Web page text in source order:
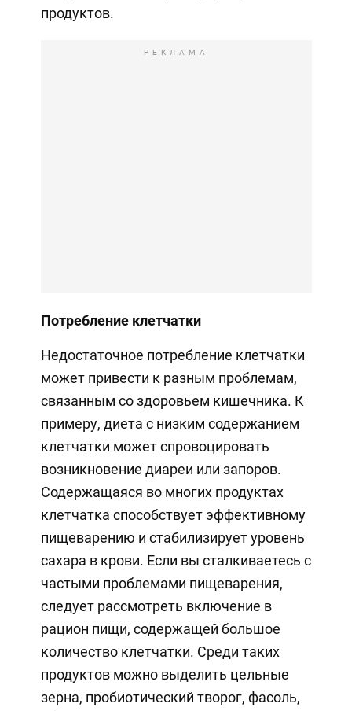
продуктов.
РЕКЛАМА
Потребление клетчатки
Недостаточное потребление клетчатки
может привести к разным проблемам,
связанным со здоровьем кишечника. К
примеру, диета с низким содержанием
клетчатки может спровоцировать
возникновение диареи или запоров.
Содержащаяся во многих продуктах
клетчатка способствует эффективному
пищеварению и стабилизирует уровень
сахара в крови. Если вы сталкиваетесь с
частыми проблемами пищеварения,
следует рассмотреть включение в
рацион пищи, содержащей большое
количество клетчатки. Среди таких
продуктов можно выделить цельные
зерна, пробиотический творог, фасоль,